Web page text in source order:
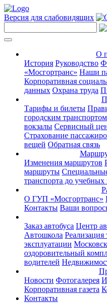
Версия для слабовидящих
О
История Руководство
«Мосгортранс» Наши
Корпоративная
данных Охрана труда
Тарифы и билеты
городским транспортом
вокзалы Сервисный
Страхование
вещей Обратная связь
Изменения маршрутов
маршруты
транспорта до учебных
О ГУП «Мосгортранс»
Контакты Ваши
Заказ автобуса Центр
Автошкола
эксплуатации
оздоровительный
водителей
Новости Фотогалерея
Корпоративная газета
Контакты